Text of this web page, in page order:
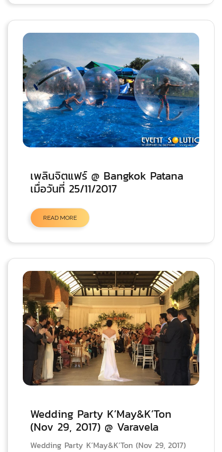
เพลินจิตแฟร์ @ Bangkok Patana
เมื่อวันที่ 25/11/2017
READ MORE
Wedding Party K’May&K’Ton
(Nov 29, 2017) @ Varavela
Wedding Party K’May&K’Ton (Nov 29, 2017)